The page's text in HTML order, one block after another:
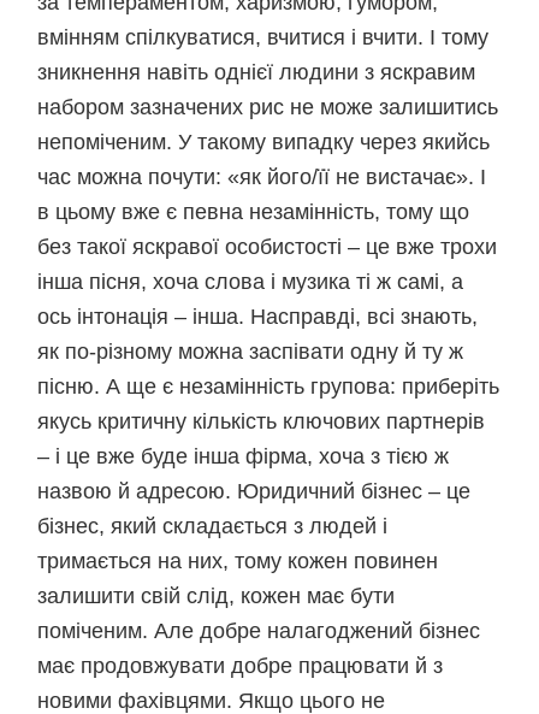
вмінням спілкуватися, вчитися і вчити. І тому
зникнення навіть однієї людини з яскравим
набором зазначених рис не може залишитись
непоміченим. У такому випадку через якийсь
час можна почути: «як його/її не вистачає». І
в цьому вже є певна незамінність, тому що
без такої яскравої особистості – це вже трохи
інша пісня, хоча слова і музика ті ж самі, а
ось інтонація – інша. Насправді, всі знають,
як по-різному можна заспівати одну й ту ж
пісню. А ще є незамінність групова: приберіть
якусь критичну кількість ключових партнерів
– і це вже буде інша фірма, хоча з тією ж
назвою й адресою. Юридичний бізнес – це
бізнес, який складається з людей і
тримається на них, тому кожен повинен
залишити свій слід, кожен має бути
поміченим. Але добре налагоджений бізнес
має продовжувати добре працювати й з
новими фахівцями. Якщо цього не